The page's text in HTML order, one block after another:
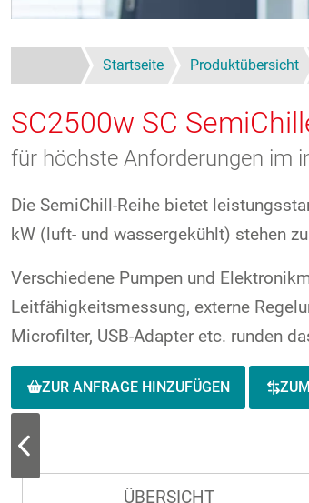
Startseite Produktübersicht
SC2500w SC
für höchste Anforderungen im
Die SemiChill-Reihe bietet
kW (luft- und wassergekühlt) stehen
Verschiedene Pumpen und
Leitfähigkeitsmessung, externe
Microfilter, USB-Adapter etc. runden
ZUR ANFRAGE HINZUFÜGEN
ÜBERSICHT